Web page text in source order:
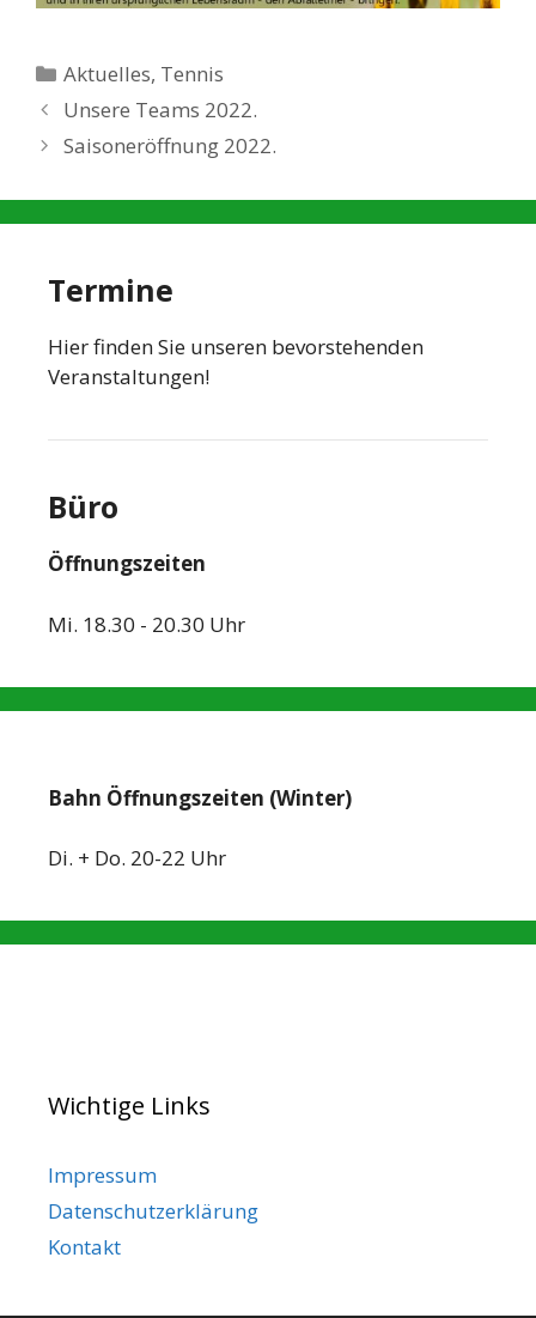
Kategorien
Aktuelles, Tennis
Unsere Teams 2022.
Saisoneröffnung 2022.
Termine
Hier finden Sie unseren bevorstehenden
Veranstaltungen!
Büro
Öffnungszeiten
Mi. 18.30 - 20.30 Uhr
Bahn Öffnungszeiten (Winter)
Di. + Do. 20-22 Uhr
Wichtige Links
Impressum
Datenschutzerklärung
Kontakt